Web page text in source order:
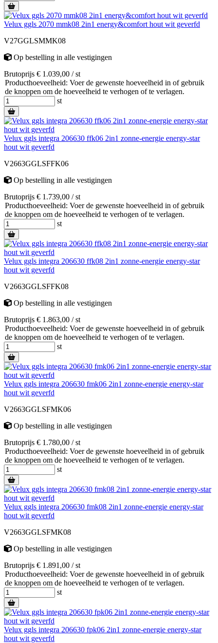
Velux ggls 2070 mmk08 2in1 energy&comfort hout wit geverfd
V27GGLSMMK08
Op bestelling in alle vestigingen
Brutoprijs € 1.039,00 / st
Producthoeveelheid: Voer de gewenste hoeveelheid in of gebruik
de knoppen om de hoeveelheid te verhogen of te verlagen.
st
Velux ggls integra 206630 ffk06 2in1 zonne-energie energy-star
hout wit geverfd
V2663GGLSFFK06
Op bestelling in alle vestigingen
Brutoprijs € 1.739,00 / st
Producthoeveelheid: Voer de gewenste hoeveelheid in of gebruik
de knoppen om de hoeveelheid te verhogen of te verlagen.
st
Velux ggls integra 206630 ffk08 2in1 zonne-energie energy-star
hout wit geverfd
V2663GGLSFFK08
Op bestelling in alle vestigingen
Brutoprijs € 1.863,00 / st
Producthoeveelheid: Voer de gewenste hoeveelheid in of gebruik
de knoppen om de hoeveelheid te verhogen of te verlagen.
st
Velux ggls integra 206630 fmk06 2in1 zonne-energie energy-star
hout wit geverfd
V2663GGLSFMK06
Op bestelling in alle vestigingen
Brutoprijs € 1.780,00 / st
Producthoeveelheid: Voer de gewenste hoeveelheid in of gebruik
de knoppen om de hoeveelheid te verhogen of te verlagen.
st
Velux ggls integra 206630 fmk08 2in1 zonne-energie energy-star
hout wit geverfd
V2663GGLSFMK08
Op bestelling in alle vestigingen
Brutoprijs € 1.891,00 / st
Producthoeveelheid: Voer de gewenste hoeveelheid in of gebruik
de knoppen om de hoeveelheid te verhogen of te verlagen.
st
Velux ggls integra 206630 fpk06 2in1 zonne-energie energy-star
hout wit geverfd